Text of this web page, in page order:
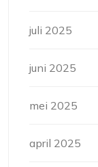
juli 2025
juni 2025
mei 2025
april 2025